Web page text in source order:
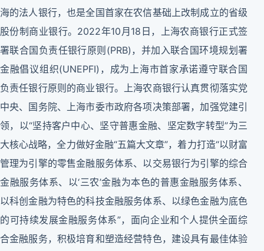
海的法人银行，也是全国首家在农信基础上改制成立的省级
股份制商业银行。2022年10月18日，上海农商银行正式签
署联合国负责任银行原则(PRB)，并加入联合国环境规划署
金融倡议组织(UNEPFI)，成为上海市首家承诺遵守联合国
负责任银行原则的商业银行。上海农商银行认真贯彻落实党
中央、国务院、上海市委市政府各项决策部署，加强党建引
领，以“坚持客户中心、坚守普惠金融、坚定数字转型”为三
大核心战略，全力做好金融“五篇大文章”，着力打造“以财富
管理为引擎的零售金融服务体系、以交易银行为引擎的综合
金融服务体系、以‘三农’金融为本色的普惠金融服务体系、
以科创金融为特色的科技金融服务体系、以绿色金融为底色
的可持续发展金融服务体系”，面向企业和个人提供全面综
合金融服务，积极培育和塑造经营特色，建设具有最佳体验